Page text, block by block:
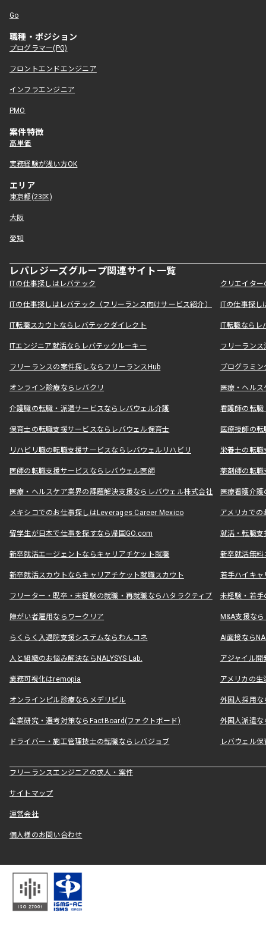
Go
職種・ポジション
プログラマー(PG)
フロントエンドエンジニア
インフラエンジニア
PMO
案件特徴
高単価
実務経験が浅い方OK
エリア
東京都(23区)
大阪
愛知
レバレジーズグループ関連サイト一覧
ITの仕事探しはレバテック クリエイタ
ITの仕事探しはレバテック（フリーランス向けサービス紹介） ITの仕事探
IT転職スカウトならレバテックダイレクト IT転職なら
ITエンジニア就活ならレバテックルーキー フリーラン
フリーランスの案件探しならフリーランスHub プログラミ
オンライン診療ならレバクリ 医療・ヘル
介護職の転職・派遣サービスならレバウェル介護 看護師の転
保育士の転職支援サービスならレバウェル保育士 医療技師の
リハビリ職の転職支援サービスならレバウェルリハビリ 栄養士の転
医師の転職支援サービスならレバウェル医師 薬剤師の転
医療・ヘルスケア業界の課題解決支援ならレバウェル株式会社 医療看護介
メキシコでのお仕事探しはLeverages Career Mexico アメリカで
留学生が日本で仕事を探すなら帰国GO.com 就活・転職
新卒就活エージェントならキャリアチケット就職 新卒就活無料
新卒就活スカウトならキャリアチケット就職スカウト 若手ハイキ
フリーター・既卒・未経験の就職・再就職ならハタラクティブ 未経験・若手
障がい者雇用ならワークリア M&A支援な
らくらく入退院支援システムならわんコネ AI面接なら
人と組織のお悩み解決ならNALYSYS Lab. アジャイル
業務可視化はremopia アメリカの
オンラインピル診療ならメデリピル 外国人採用
企業研究・選考対策ならFactBoard(ファクトボード) 外国人派遣な
ドライバー・施工管理技士の転職ならレバジョブ レバウェル
フリーランスエンジニアの求人・案件
サイトマップ
運営会社
個人様のお問い合わせ